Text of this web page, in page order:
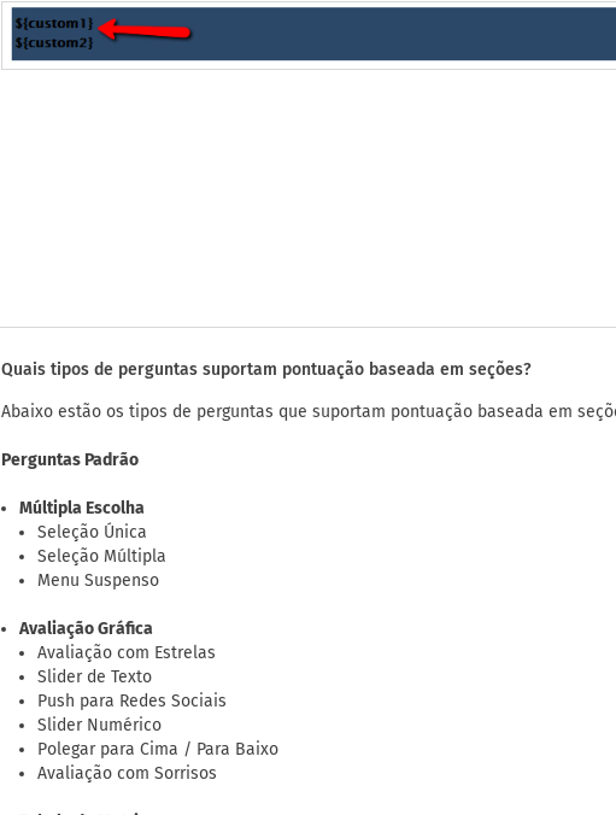
Quais tipos de perguntas suportam pontuação baseada em seções?
Abaixo estão os tipos de perguntas que suportam pontuação baseada em
Perguntas Padrão
Múltipla Escolha
Seleção Única
Seleção Múltipla
Menu Suspenso
Avaliação Gráfica
Avaliação com Estrelas
Slider de Texto
Push para Redes Sociais
Slider Numérico
Polegar para Cima / Para Baixo
Avaliação com Sorrisos